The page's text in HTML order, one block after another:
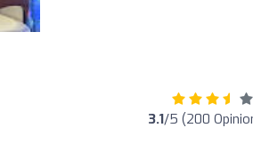
3.1/5 (200